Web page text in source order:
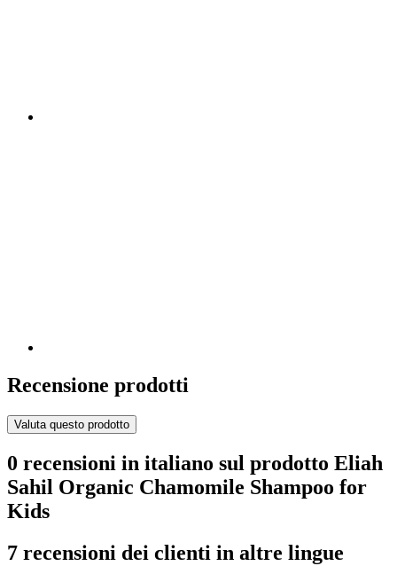
Recensione prodotti
Valuta questo prodotto
0 recensioni in italiano sul prodotto Eliah
Sahil Organic Chamomile Shampoo for
Kids
7 recensioni dei clienti in altre lingue